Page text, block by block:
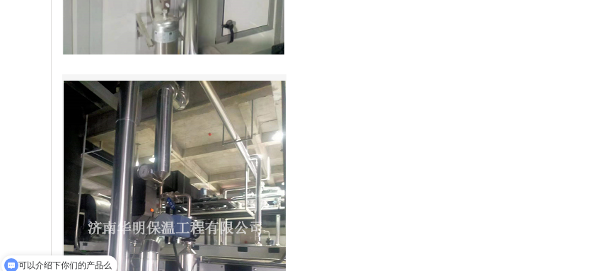
可以介绍下你们的产品么